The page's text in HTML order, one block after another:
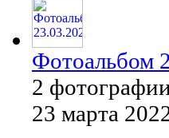
Фотоальбом
2
23 марта